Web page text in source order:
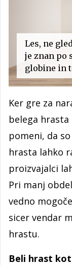
Les, ne
je znan po
globine in
Ker gre za
belega
pomeni, da
hrasta lahko
proizvajalci
Pri manj
vedno
sicer vendar
hrastu.
Beli hrast